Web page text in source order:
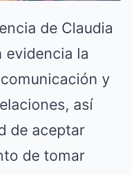
de Claudia
evidencia la
y
así
de aceptar
de tomar